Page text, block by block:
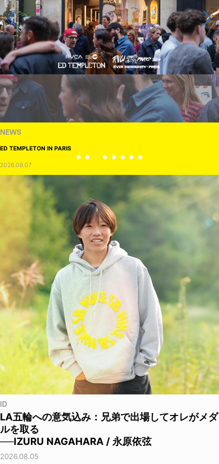
NEWS
ED TEMPLETON IN PARIS
2026.08.07
ID
LA五輪への意気込み：兄弟で出場してオレがメダ
ルを取る
──IZURU NAGAHARA / 永原依弦
2026.08.05